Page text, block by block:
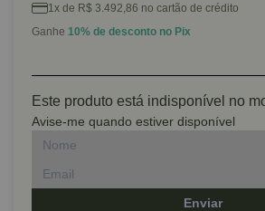
1x de R$ 3.492,86 no cartão de crédito
Ganhe 10% de desconto no Pix
Este produto está indisponível no
Avise-me quando estiver disponível
Enviar